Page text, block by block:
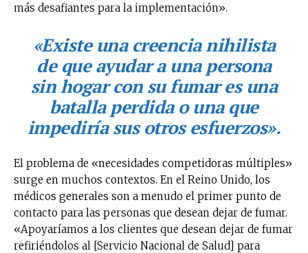
más desafiantes para la implementación».
«Existe una creencia nihilista
de que ayudar a una persona
sin hogar con su fumar es una
batalla perdida o una que
impediría sus otros esfuerzos».
El problema de «necesidades competidoras múltiples»
surge en muchos contextos. En el Reino Unido, los
médicos generales son a menudo el primer punto de
contacto para las personas que desean dejar de fumar.
«Apoyaríamos a los clientes que desean dejar de fumar
refiriéndolos al [Servicio Nacional de Salud] para